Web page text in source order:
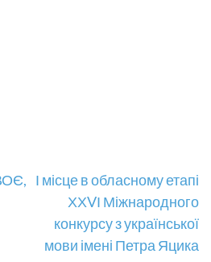
І місце в обласному етапі
ХХVІ Міжнародного
конкурсу з української
мови імені Петра Яцика